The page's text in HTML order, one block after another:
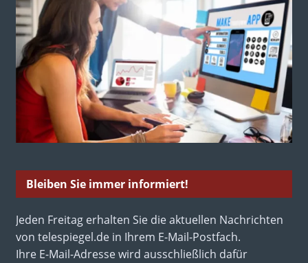
Bleiben Sie immer informiert!
Jeden Freitag erhalten Sie die aktuellen Nachrichten
von telespiegel.de in Ihrem E-Mail-Postfach.
Ihre E-Mail-Adresse wird ausschließlich dafür